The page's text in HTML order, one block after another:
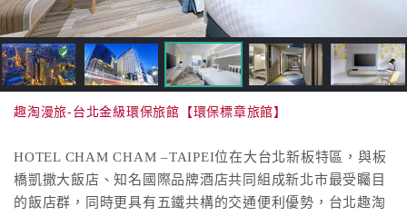
跟
飯
店
訂
房
HOT
特
色
趣淘漫旅-台北金級環保旅館【環保標章旅館】
HOTEL CHAM CHAM –TAIPEI位在大台北新板特區，與板
橋凱撒大飯店、知名國際品牌酒店共同組成新北市最受矚目
的飯店群，同時更具有五鐵共構的交通便利優勢，台北趣淘